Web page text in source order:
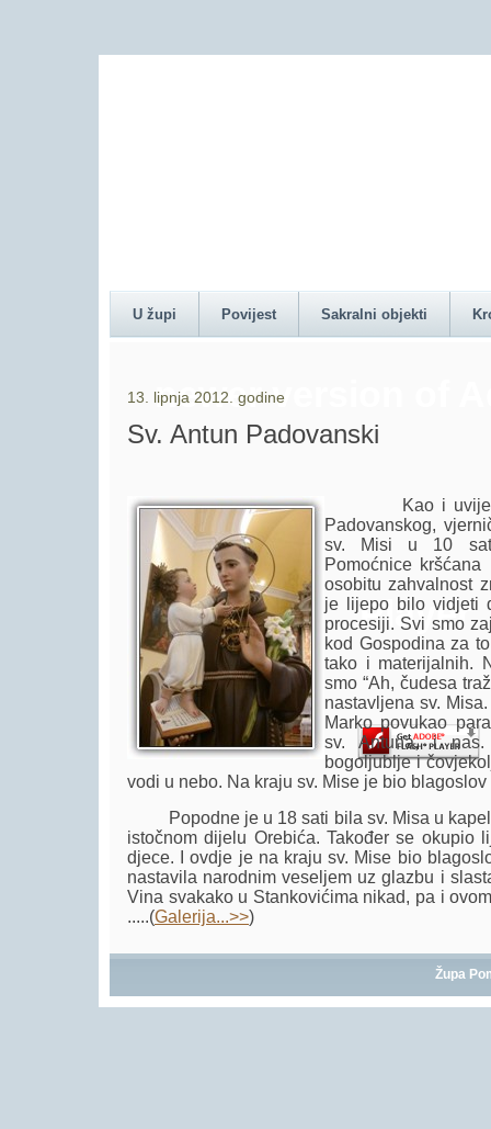
newer version of
Player.
U župi Povijest Sakralni objekti
13. lipnja 2012. godine
Sv. Antun Padovanski
Kao i uvijek na
Padovanskog,
sv. Misi u 10
Pomoćnice
osobitu zahvalnost
je lijepo bilo vidjeti
procesiji. Svi smo
kod Gospodina za
tako i materijalnih.
smo “Ah, čudesa
nastavljena sv.
Marko povukao
sv. Antuna, i
bogoljublje i
vodi u nebo. Na kraju sv. Mise je bio
Popodne je u 18 sati bila sv. Misa u kapeli
istočnom dijelu Orebića. Također se okupio
djece. I ovdje je na kraju sv. Mise bio
nastavila narodnim veseljem uz glazbu i
Vina svakako u Stankovićima nikad, pa i
.....(Galerija...>>)
Župa